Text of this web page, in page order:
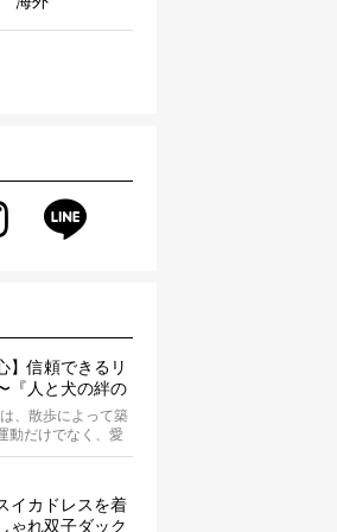
】信頼できるリ
『人と犬の絆の
て築かれる』
＆BEAST〜
、散歩によって築
動だけでなく、愛
深める重要な役割
イカドレスを着
ゃれ双子ダック